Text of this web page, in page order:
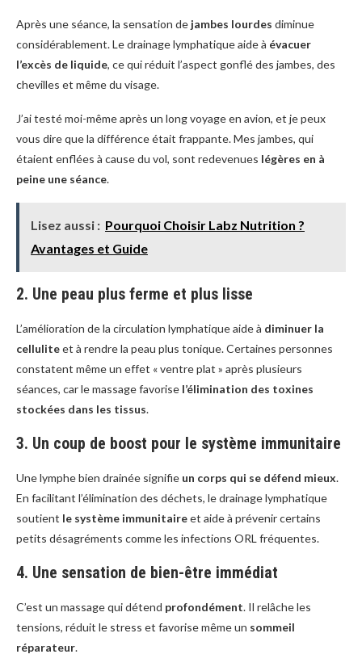
Après une séance, la sensation de jambes lourdes diminue
considérablement. Le drainage lymphatique aide à évacuer
l’excès de liquide, ce qui réduit l’aspect gonflé des jambes, des
chevilles et même du visage.
J’ai testé moi-même après un long voyage en avion, et je peux
vous dire que la différence était frappante. Mes jambes, qui
étaient enflées à cause du vol, sont redevenues légères en à
peine une séance.
Lisez aussi : Pourquoi Choisir Labz Nutrition ?
Avantages et Guide
2. Une peau plus ferme et plus lisse
L’amélioration de la circulation lymphatique aide à diminuer la
celluliteet à rendre la peau plus tonique. Certaines personnes
constatent même un effet « ventre plat » après plusieurs
séances, car le massage favorise l’élimination des toxines
stockées dans les tissus.
3. Un coup de boost pour le système immunitaire
Une lymphe bien drainée signifie un corps qui se défend mieux.
En facilitant l’élimination des déchets, le drainage lymphatique
soutient le système immunitaireet aide à prévenir certains
petits désagréments comme les infections ORL fréquentes.
4. Une sensation de bien-être immédiat
C’est un massage qui détend profondément. Il relâche les
tensions, réduit le stress et favorise même un sommeil
réparateur.